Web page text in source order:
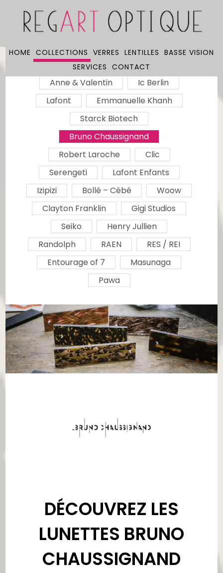
HOME COLLECTIONS VERRES LENTILLES BASSE VISION
SERVICES CONTACT
Anne & Valentin
Ic Berlin
Lafont
Emmanuelle Khanh
Starck Biotech
Bruno Chaussignand
Robert Laroche
Clic
Serengeti
Lafont Enfants
Izipizi
Bollé – Cébé
Woow
Clayton Franklin
Gigi Studios
Seiko
Henry Jullien
Randolph
RAEN
RES / REI
Entourage of 7
Masunaga
Pawa
DÉCOUVREZ LES
LUNETTES BRUNO
CHAUSSIGNAND